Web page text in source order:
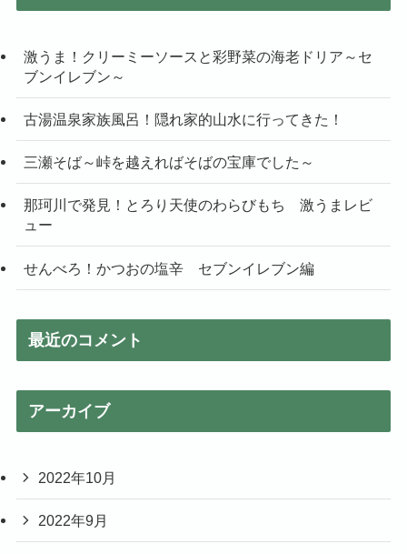
激うま！クリーミーソースと彩野菜の海老ドリア～セ
ブンイレブン～
古湯温泉家族風呂！隠れ家的山水に行ってきた！
三瀬そば～峠を越えればそばの宝庫でした～
那珂川で発見！とろり天使のわらびもち 激うまレビ
ュー
せんべろ！かつおの塩辛 セブンイレブン編
最近のコメント
アーカイブ
2022年10月
2022年9月